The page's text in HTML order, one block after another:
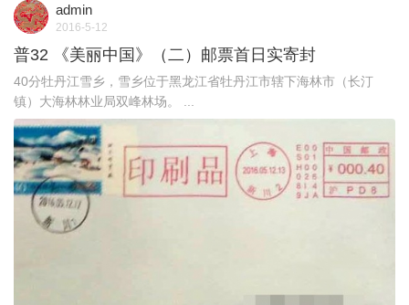
admin
2016-5-12
普32 《美丽中国》（二）邮票首日实寄封
40分牡丹江雪乡，雪乡位于黑龙江省牡丹江市辖下海林市（长汀
镇）大海林林业局双峰林场。 ...